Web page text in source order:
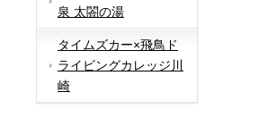
泉 太閤の湯
タイムズカー×飛鳥ド
ライビングカレッジ川
崎